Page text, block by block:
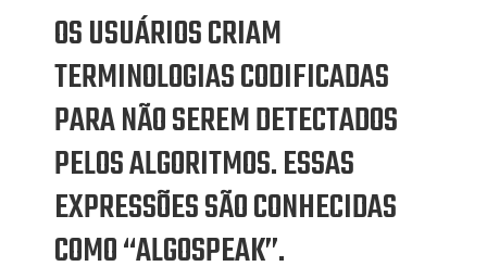
OS USUÁRIOS CRIAM
TERMINOLOGIAS CODIFICADAS
PARA NÃO SEREM DETECTADOS
PELOS ALGORITMOS. ESSAS
EXPRESSÕES SÃO CONHECIDAS
COMO “ALGOSPEAK”.